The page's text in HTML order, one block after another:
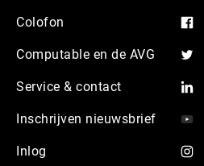
Colofon
Computable en de AVG
Service & contact
Inschrijven nieuwsbrief
Inlog